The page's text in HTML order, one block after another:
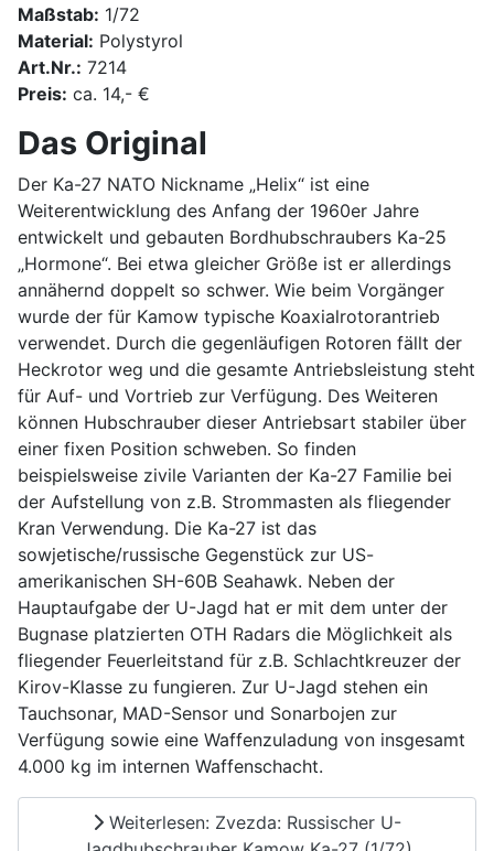
Maßstab: 1/72
Material: Polystyrol
Art.Nr.: 7214
Preis: ca. 14,- €
Das Original
Der Ka-27 NATO Nickname „Helix“ ist eine
Weiterentwicklung des Anfang der 1960er Jahre
entwickelt und gebauten Bordhubschraubers Ka-25
„Hormone“. Bei etwa gleicher Größe ist er allerdings
annähernd doppelt so schwer. Wie beim Vorgänger
wurde der für Kamow typische Koaxialrotorantrieb
verwendet. Durch die gegenläufigen Rotoren fällt der
Heckrotor weg und die gesamte Antriebsleistung steht
für Auf- und Vortrieb zur Verfügung. Des Weiteren
können Hubschrauber dieser Antriebsart stabiler über
einer fixen Position schweben. So finden
beispielsweise zivile Varianten der Ka-27 Familie bei
der Aufstellung von z.B. Strommasten als fliegender
Kran Verwendung. Die Ka-27 ist das
sowjetische/russische Gegenstück zur US-
amerikanischen SH-60B Seahawk. Neben der
Hauptaufgabe der U-Jagd hat er mit dem unter der
Bugnase platzierten OTH Radars die Möglichkeit als
fliegender Feuerleitstand für z.B. Schlachtkreuzer der
Kirov-Klasse zu fungieren. Zur U-Jagd stehen ein
Tauchsonar, MAD-Sensor und Sonarbojen zur
Verfügung sowie eine Waffenzuladung von insgesamt
4.000 kg im internen Waffenschacht.
Weiterlesen: Zvezda: Russischer U-